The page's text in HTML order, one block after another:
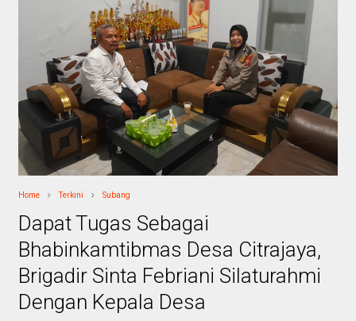
Home Terkini Subang
Dapat Tugas Sebagai
Bhabinkamtibmas Desa Citrajaya,
Brigadir Sinta Febriani Silaturahmi
Dengan Kepala Desa